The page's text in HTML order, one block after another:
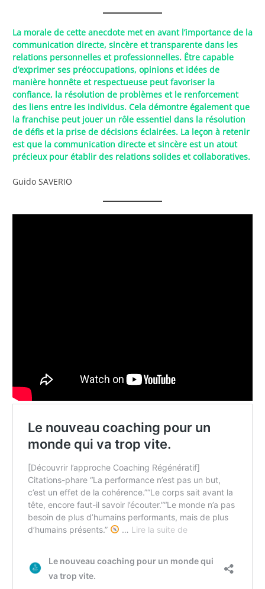
La morale de cette anecdote met en avant l’importance de la
communication directe, sincère et transparente dans les
relations personnelles et professionnelles. Être capable
d’exprimer ses préoccupations, opinions et idées de
manière honnête et respectueuse peut favoriser la
confiance, la résolution de problèmes et le renforcement
des liens entre les individus. Cela démontre également que
la franchise peut jouer un rôle essentiel dans la résolution
de défis et la prise de décisions éclairées. La leçon à retenir
est que la communication directe et sincère est un atout
précieux pour établir des relations solides et collaboratives.
Guido SAVERIO